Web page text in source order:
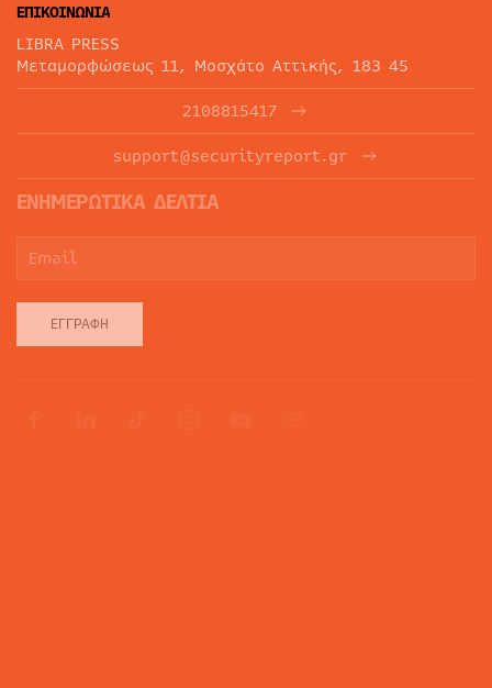
ΕΠΙΚΟΙΝΩΝΙΑ
LIBRA PRESS
Μεταμορφώσεως 11, Μοσχάτο Αττικής, 183 45
2108815417
support@securityreport.gr
ΕΝΗΜΕΡΩΤΙΚΑ ΔΕΛΤΙΑ
ΕΓΓΡΑΦΉ